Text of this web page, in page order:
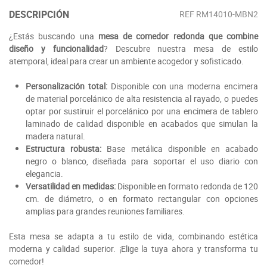
DESCRIPCIÓN REF RM14010-MBN2
¿Estás buscando una mesa de comedor redonda que combine
diseño y funcionalidad? Descubre nuestra mesa de estilo
atemporal, ideal para crear un ambiente acogedor y sofisticado.
Personalización total: Disponible con una moderna encimera
de material porcelánico de alta resistencia al rayado, o puedes
optar por sustiruir el porcelánico por una encimera de tablero
laminado de calidad disponible en acabados que simulan la
madera natural.
Estructura robusta: Base metálica disponible en acabado
negro o blanco, diseñada para soportar el uso diario con
elegancia.
Versatilidad en medidas: Disponible en formato redonda de 120
cm. de diámetro, o en formato rectangular con opciones
amplias para grandes reuniones familiares.
Esta mesa se adapta a tu estilo de vida, combinando estética
moderna y calidad superior. ¡Elige la tuya ahora y transforma tu
comedor!